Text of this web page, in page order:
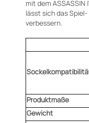
mit dem ASSASSIN
lässt sich das
verbessern.
Produktmaße
Gewicht